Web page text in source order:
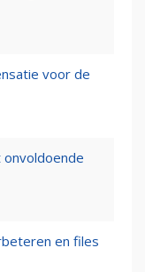
voor de
onvoldoende
en files